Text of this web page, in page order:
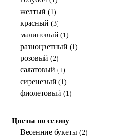
желтый (1)
красный (3)
малиновый (1)
разноцветный (1)
розовый (2)
салатовый (1)
сиреневый (1)
фиолетовый (1)
Цветы по сезону
Весенние букеты (2)